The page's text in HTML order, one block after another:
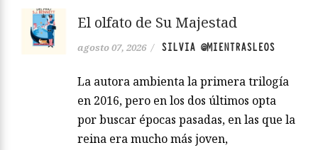
El olfato de Su Majestad
agosto 07, 2026 / SILVIA @MIENTRASLEOS
La autora ambienta la primera trilogía
en 2016, pero en los dos últimos opta
por buscar épocas pasadas, en las que la
reina era mucho más joven,